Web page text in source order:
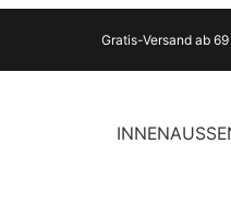
Gratis-Versand ab
INNEN